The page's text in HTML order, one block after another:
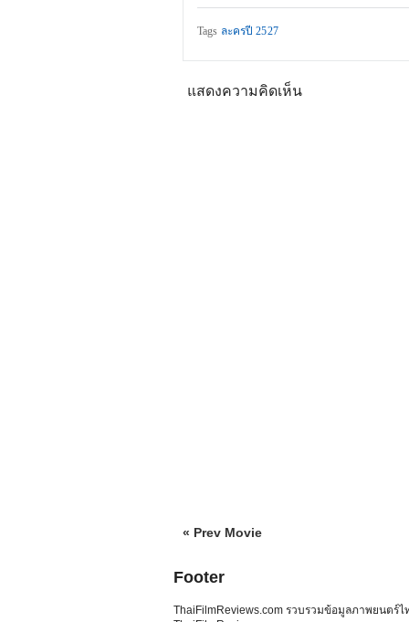
Tags ละครปี 2527
แสดงความคิดเห็น
« Prev Movie
Footer
ThaiFilmReviews.com รวบรวมข้อมูลภาพยนตร์